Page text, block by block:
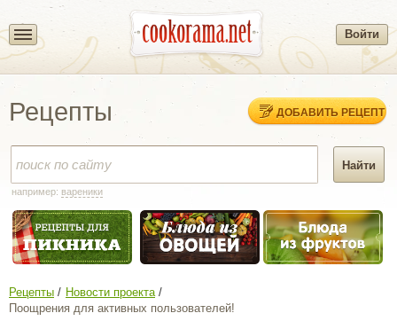
Войти
Рецепты ДОБАВИТЬ РЕЦЕПТ
например: вареники
Рецепты
Новости проекта
Поощрения для активных пользователей!